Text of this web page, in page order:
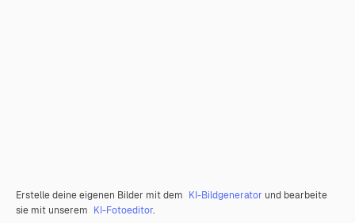
Erstelle deine eigenen Bilder mit dem KI-Bildgenerator und bearbeite
sie mit unserem KI-Fotoeditor.